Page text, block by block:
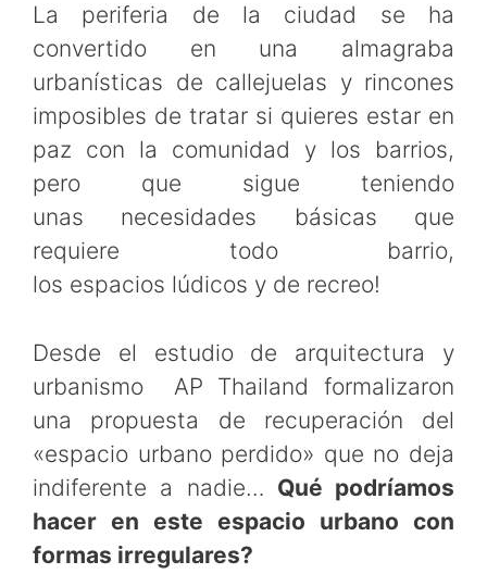
La periferia de la ciudad se ha
convertido en una almagraba
urbanísticas de callejuelas y rincones
imposibles de tratar si quieres estar en
paz con la comunidad y los barrios,
pero que sigue teniendo
unas necesidades básicas que
requiere todo barrio,
los espacios lúdicos y de recreo!
Desde el estudio de arquitectura y
urbanismo AP Thailand formalizaron
una propuesta de recuperación del
«espacio urbano perdido» que no deja
indiferente a nadie… Qué podríamos
hacer en este espacio urbano con
formas irregulares?